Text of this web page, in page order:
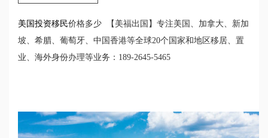
美国投资移民价格多少 【美福出国】专注美国、加拿大、新加
坡、希腊、葡萄牙、中国香港等全球20个国家和地区移居、置
业、海外身份办理等业务：189-2645-5465